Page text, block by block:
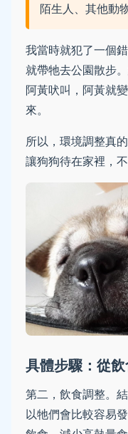
陌生人、其他動
我當時就犯了一個
就帶牠去公園散步
阿黃吠叫，阿黃就
來。
所以，環境調整真
讓狗狗待在家裡，不
具體步驟：從
第二，飲食調整。
以牠們會比較容易